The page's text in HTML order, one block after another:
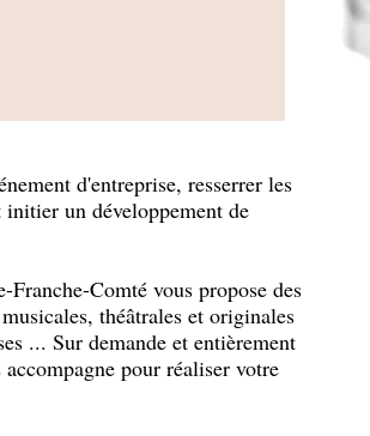
d'entreprise, resserrer les
un développement de
Comté vous propose des
théâtrales et originales
... Sur demande et entièrement
pour réaliser votre